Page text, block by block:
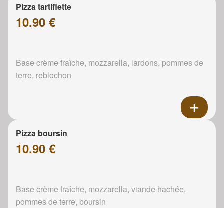
Pizza tartiflette
10.90 €
Base crème fraîche, mozzarella, lardons, pommes de
terre, reblochon
Pizza boursin
10.90 €
Base crème fraîche, mozzarella, viande hachée,
pommes de terre, boursin